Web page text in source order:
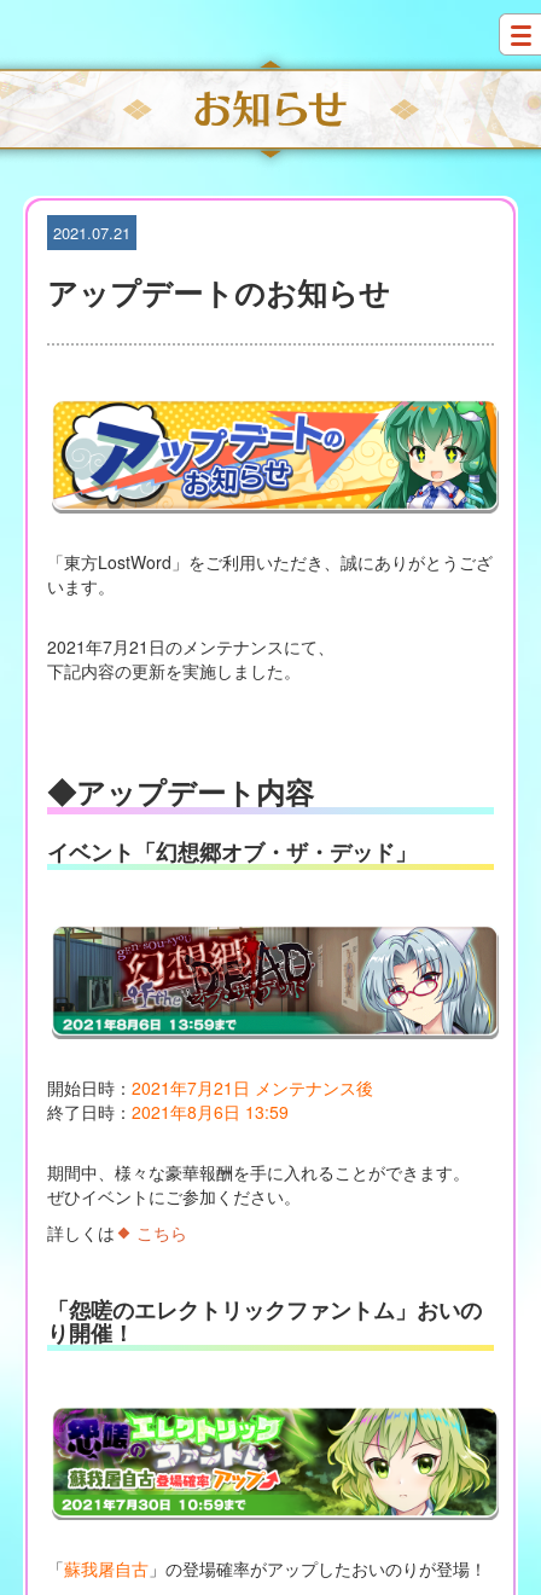
i
p
t
o
c
2021.07.21
アップデートのお知らせ
「東方LostWord」をご利用いただき、誠にありがとうござ
います。
2021年7月21日のメンテナンスにて、
下記内容の更新を実施しました。
◆アップデート内容
イベント「幻想郷オブ・ザ・デッド」
開始日時： 2021年7月21日 メンテナンス後
終了日時： 2021年8月6日 13:59
期間中、様々な豪華報酬を手に入れることができます。
ぜひイベントにご参加ください。
詳しくは
こちら
「怨嗟のエレクトリックファントム」おいの
り開催！
「蘇我屠自古」の登場確率がアップしたおいのりが登場！